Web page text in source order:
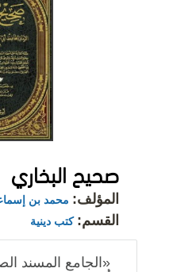
صحيح البخاري
المؤلف: محمد بن
القسم: كتب دينية
«الجامع المسند